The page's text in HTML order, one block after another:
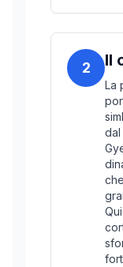
2 Il
La
dal